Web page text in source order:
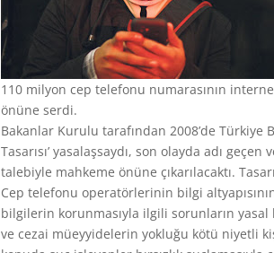
110 milyon cep telefonu numarasının
önüne serdi.
Bakanlar Kurulu tarafından 2008’de Türkiye
Tasarısı’ yasalaşsaydı, son olayda adı
talebiyle mahkeme önüne çıkarılacaktı.
Cep telefonu operatörlerinin bilgi
bilgilerin korunmasıyla ilgili sorunların yasal
ve cezai müeyyidelerin yokluğu kötü niyetli